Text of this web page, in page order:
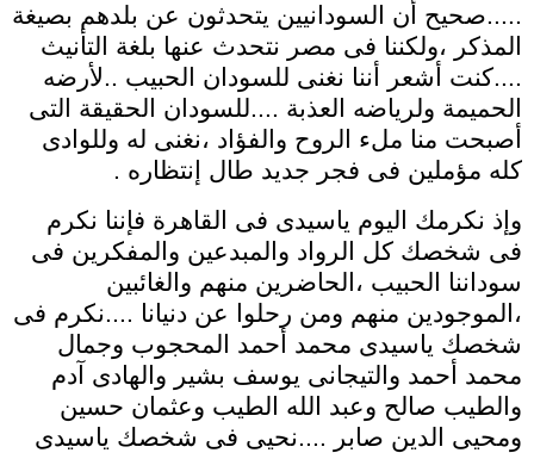
.....صحيح أن السودانيين يتحدثون عن بلدهم بصيغة
المذكر ،ولكننا فى مصر نتحدث عنها بلغة التأنيث
....كنت أشعر أننا نغنى للسودان الحبيب ..لأرضه
الحميمة ولرياضه العذبة ....للسودان الحقيقة التى
أصبحت منا ملء الروح والفؤاد ،نغنى له وللوادى
كله مؤملين فى فجر جديد طال إنتظاره .
وإذ نكرمك اليوم ياسيدى فى القاهرة فإننا نكرم
فى شخصك كل الرواد والمبدعين والمفكرين فى
سوداننا الحبيب ،الحاضرين منهم والغائبين
،الموجودين منهم ومن رحلوا عن دنيانا ....نكرم فى
شخصك ياسيدى محمد أحمد المحجوب وجمال
محمد أحمد والتيجانى يوسف بشير والهادى آدم
والطيب صالح وعبد الله الطيب وعثمان حسين
ومحيى الدين صابر ....نحيى فى شخصك ياسيدى